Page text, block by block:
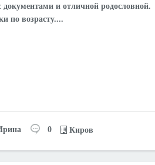
и отличной родословной.
по возрасту....
Киров
0